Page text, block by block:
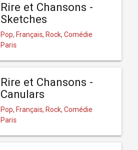
Rire et Chansons -
Sketches
Pop, Français, Rock, Comédie
Paris
Rire et Chansons -
Canulars
Pop, Français, Rock, Comédie
Paris